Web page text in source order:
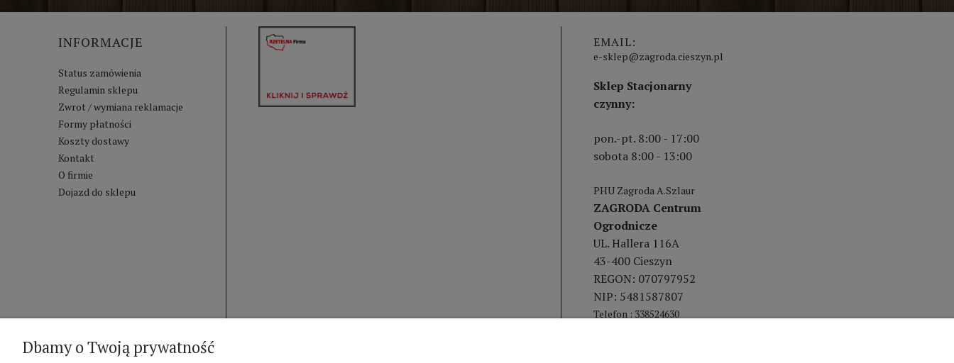
INFORMACJE
Status zamówienia
Regulamin sklepu
Zwrot / wymiana reklamacje
Formy płatności
Koszty dostawy
Kontakt
O firmie
Dojazd do sklepu
EMAIL:
e-sklep@zagroda.cieszyn.pl
Sklep Stacjonarny
czynny:
pon.-pt. 8:00 - 17:00
sobota 8:00 - 13:00
PHU Zagroda A.Szlaur
ZAGRODA Centrum
Ogrodnicze
UL. Hallera 116A
43-400 Cieszyn
REGON: 070797952
NIP: 5481587807
Telefon : 338524630
Dbamy o Twoją prywatność